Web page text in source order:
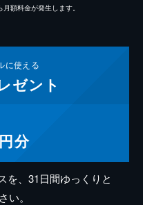
額料金が発生します。
に使える
ゼント
円分
を、31日間ゆっくりと
い。